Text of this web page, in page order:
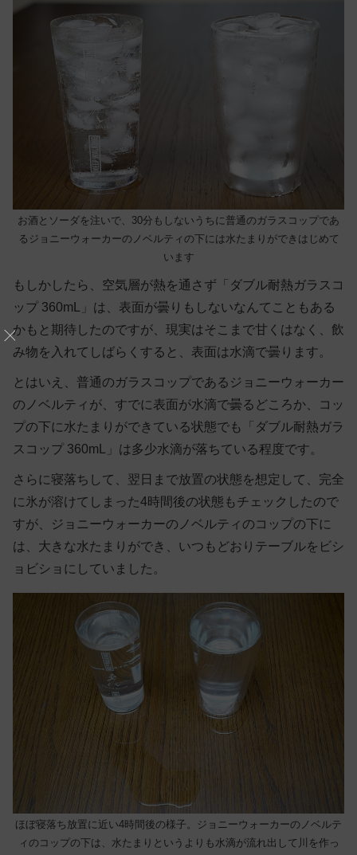
お酒とソーダを注いで、30分もしないうちに普通のガラスコップであ
るジョニーウォーカーのノベルティの下には水たまりができはじめて
います
もしかしたら、空気層が熱を通さず「ダブル耐熱ガラスコ
ップ 360mL」は、表面が曇りもしないなんてこともある
かもと期待したのですが、現実はそこまで甘くはなく、飲
み物を入れてしばらくすると、表面は水滴で曇ります。
とはいえ、普通のガラスコップであるジョニーウォーカー
のノベルティが、すでに表面が水滴で曇るどころか、コッ
プの下に水たまりができている状態でも「ダブル耐熱ガラ
スコップ 360mL」は多少水滴が落ちている程度です。
さらに寝落ちして、翌日まで放置の状態を想定して、完全
に氷が溶けてしまった4時間後の状態もチェックしたので
すが、ジョニーウォーカーのノベルティのコップの下に
は、大きな水たまりができ、いつもどおりテーブルをビシ
ョビショにしていました。
ほぼ寝落ち放置に近い4時間後の様子。ジョニーウォーカーのノベルテ
ィのコップの下は、水たまりというよりも水滴が流れ出して川を作っ